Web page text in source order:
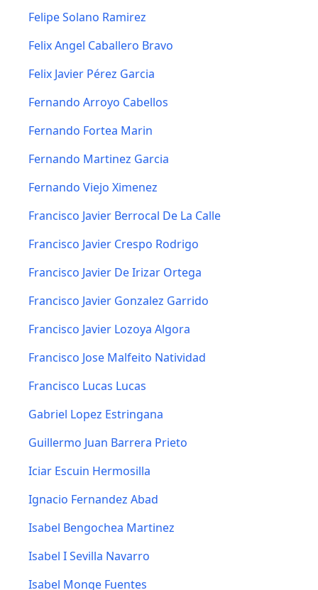
Felipe Solano Ramirez
Felix Angel Caballero Bravo
Felix Javier Pérez Garcia
Fernando Arroyo Cabellos
Fernando Fortea Marin
Fernando Martinez Garcia
Fernando Viejo Ximenez
Francisco Javier Berrocal De La Calle
Francisco Javier Crespo Rodrigo
Francisco Javier De Irizar Ortega
Francisco Javier Gonzalez Garrido
Francisco Javier Lozoya Algora
Francisco Jose Malfeito Natividad
Francisco Lucas Lucas
Gabriel Lopez Estringana
Guillermo Juan Barrera Prieto
Iciar Escuin Hermosilla
Ignacio Fernandez Abad
Isabel Bengochea Martinez
Isabel I Sevilla Navarro
Isabel Monge Fuentes